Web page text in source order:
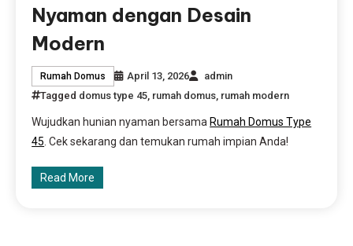
Nyaman dengan Desain
Modern
Rumah Domus April 13, 2026
admin
Tagged domus type 45, rumah domus, rumah modern
Wujudkan hunian nyaman bersama Rumah Domus Type
45. Cek sekarang dan temukan rumah impian Anda!
Read More